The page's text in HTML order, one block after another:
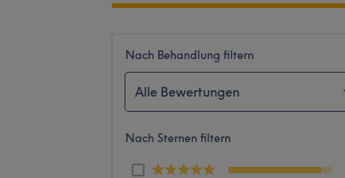
Nach Behandlung filtern
Alle Bewertungen
Nach Sternen filtern